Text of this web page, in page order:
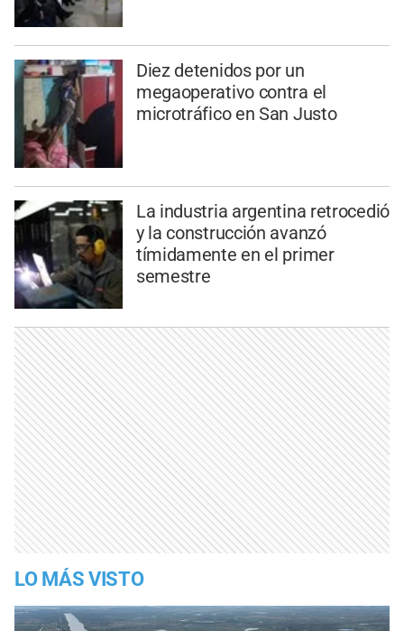
Diez detenidos por un
megaoperativo contra el
microtráfico en San Justo
La industria argentina retrocedió
y la construcción avanzó
tímidamente en el primer
semestre
LO MÁS VISTO